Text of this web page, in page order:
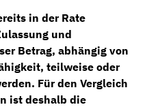
in der Rate
und
Betrag, abhängig von
teilweise oder
Für den Vergleich
ist deshalb die